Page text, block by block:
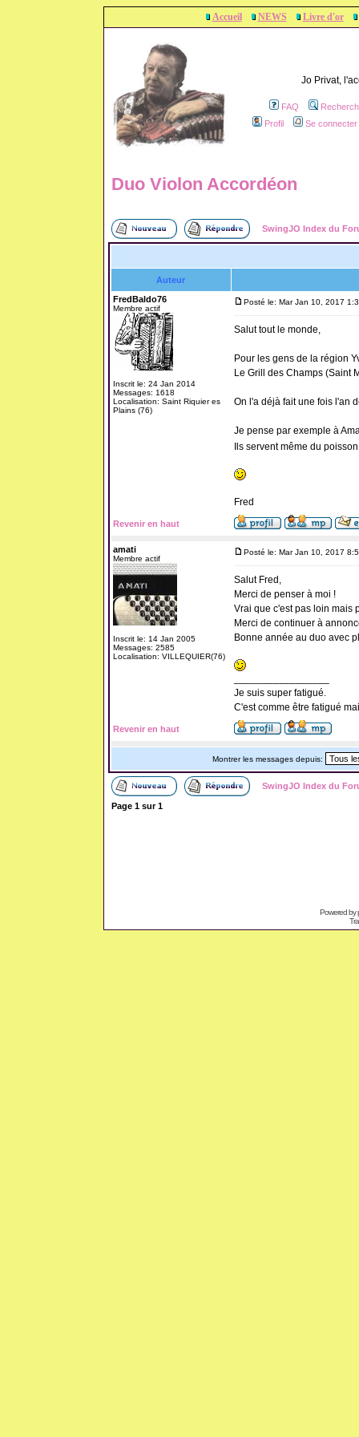
Accueil NEWS Livre d'or
Jo Privat,
FAQ
Profil
Se
Duo Violon Accordéon
SwingJO Index du
Auteur
FredBaldo76
Membre actif
Inscrit le: 24 Jan 2014
Messages: 1618
Localisation: Saint Riquier es
Plains (76)
Posté le: Mar Jan 10, 2017
Salut tout le monde,
Pour les gens de la région
Le Grill des Champs (Saint
On l'a déjà fait une fois l'an
Je pense par exemple à
Ils servent même du
Fred
Revenir en haut
amati
Membre actif
Inscrit le: 14 Jan 2005
Messages: 2585
Localisation: VILLEQUIER(76)
Posté le: Mar Jan 10, 2017
Salut Fred,
Merci de penser à moi !
Vrai que c'est pas loin mais
Merci de continuer à
Bonne année au duo avec
Je suis super fatigué.
C'est comme être fatigué
Revenir en haut
Montrer les messages depuis:
SwingJO Index du
Page 1sur1
Powered by